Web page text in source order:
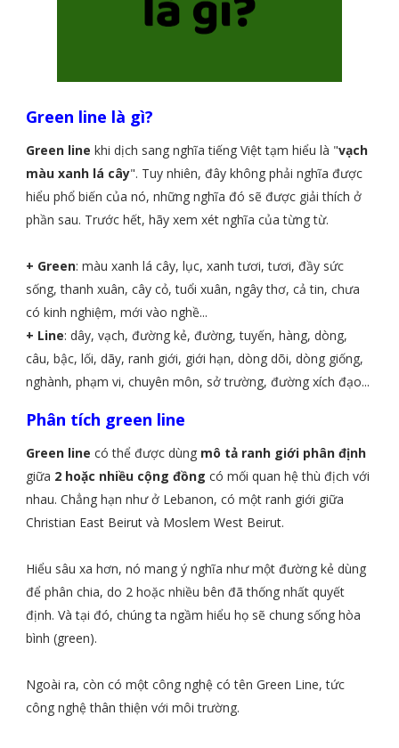
Green line là gì?
Green line khi dịch sang nghĩa tiếng Việt tạm hiểu là "vạch
màu xanh lá cây". Tuy nhiên, đây không phải nghĩa được
hiểu phổ biến của nó, những nghĩa đó sẽ được giải thích ở
phần sau. Trước hết, hãy xem xét nghĩa của từng từ.
+ Green: màu xanh lá cây, lục, xanh tươi, tươi, đầy sức
sống, thanh xuân, cây cỏ, tuổi xuân, ngây thơ, cả tin, chưa
có kinh nghiệm, mới vào nghề...
+ Line: dây, vạch, đường kẻ, đường, tuyến, hàng, dòng,
câu, bậc, lối, dãy, ranh giới, giới hạn, dòng dõi, dòng giống,
nghành, phạm vi, chuyên môn, sở trường, đường xích đạo...
Phân tích green line
Green line có thể được dùng mô tả ranh giới phân định
giữa 2 hoặc nhiều cộng đồng có mối quan hệ thù địch với
nhau. Chẳng hạn như ở Lebanon, có một ranh giới giữa
Christian East Beirut và Moslem West Beirut.
Hiểu sâu xa hơn, nó mang ý nghĩa như một đường kẻ dùng
để phân chia, do 2 hoặc nhiều bên đã thống nhất quyết
định. Và tại đó, chúng ta ngầm hiểu họ sẽ chung sống hòa
bình (green).
Ngoài ra, còn có một công nghệ có tên Green Line, tức
công nghệ thân thiện với môi trường.